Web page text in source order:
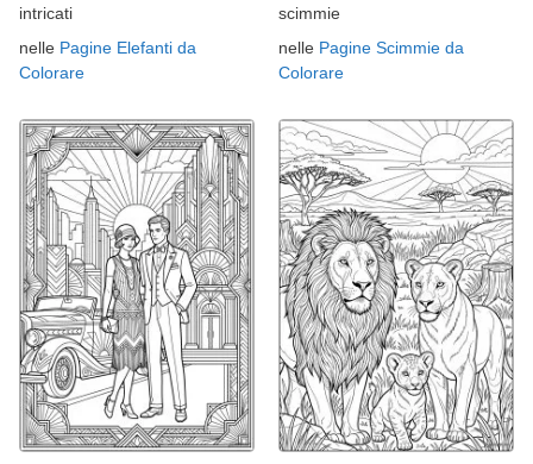
intricati
nelle Pagine Elefanti da
Colorare
scimmie
nelle Pagine Scimmie da
Colorare